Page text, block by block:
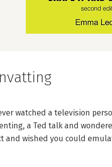
watched a television
a Ted talk and
and wished you could